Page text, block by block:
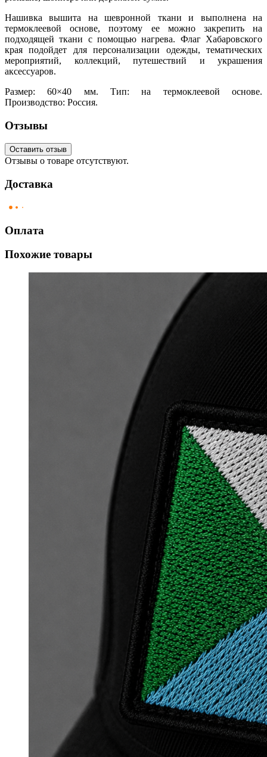
Нашивка вышита на шевронной ткани и выполнена на
термоклеевой основе, поэтому ее можно закрепить на
подходящей ткани с помощью нагрева. Флаг Хабаровского
края подойдет для персонализации одежды, тематических
мероприятий, коллекций, путешествий и украшения
аксессуаров.
Размер: 60×40 мм. Тип: на термоклеевой основе.
Производство: Россия.
Отзывы
Оставить отзыв
Отзывы о товаре отсутствуют.
Доставка
Оплата
Похожие товары